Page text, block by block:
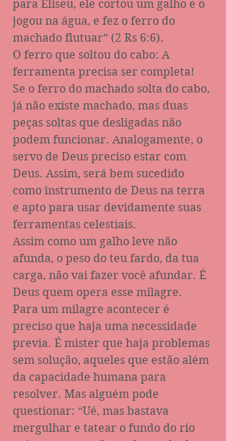
para Eliseu, ele cortou um galho e o
jogou na água, e fez o ferro do
machado flutuar” (2 Rs‬ ‭6:6‬).‭
O ferro que soltou do cabo: A
ferramenta precisa ser completa!
Se o ferro do machado solta do cabo,
já não existe machado, mas duas
peças soltas que desligadas não
podem funcionar. Analogamente, o
servo de Deus preciso estar com
Deus. Assim, será bem sucedido
como instrumento de Deus na terra
e apto para usar devidamente suas
ferramentas celestiais.
Assim como um galho leve não
afunda, o peso do teu fardo, da tua
carga, não vai fazer você afundar. É
Deus quem opera esse milagre.
Para um milagre acontecer é
preciso que haja uma necessidade
previa. É mister que haja problemas
sem solução, aqueles que estão além
da capacidade humana para
resolver. Mas alguém pode
questionar: “Ué, mas bastava
mergulhar e tatear o fundo do rio